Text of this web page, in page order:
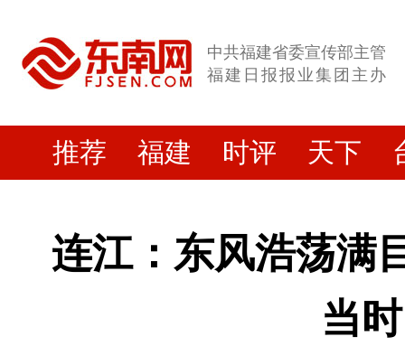
中共福建省委宣传部主管
福建日报报业集团主办
推荐 福建 时评 天下
连江：东风浩荡满
当时